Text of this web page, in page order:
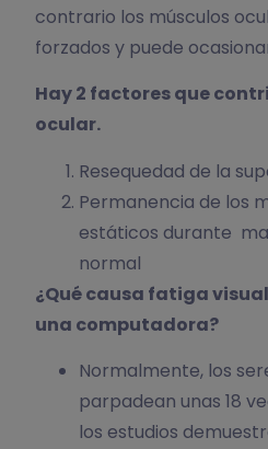
contrario los músculos
forzados y puede
Hay 2 factores que
ocular.
Resequedad de la
Permanencia de los
estáticos durante
normal
¿Qué causa fatiga
una computadora?
Normalmente, los
parpadean unas 18
los estudios